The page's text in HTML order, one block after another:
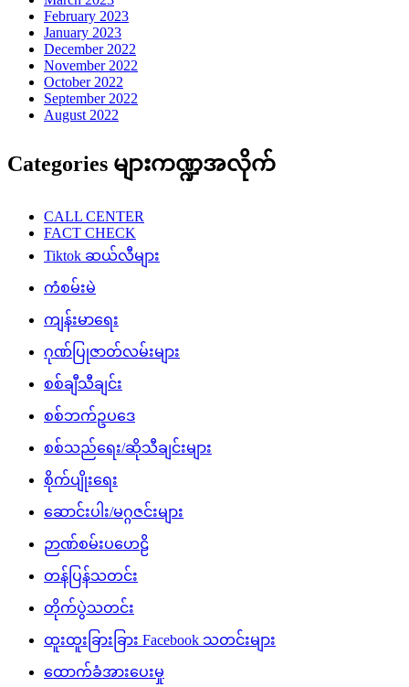
February 2023
January 2023
December 2022
November 2022
October 2022
September 2022
August 2022
Categories များကဏ္ဍအလိုက်
CALL CENTER
FACT CHECK
Tiktok ဆယ်လီများ
ကံစမ်းမဲ
ကျန်းမာရေး
ဂုဏ်ပြုဇာတ်လမ်းများ
စစ်ချီသီချင်း
စစ်ဘက်ဥပဒေ
စစ်သည်ရေး/ဆိုသီချင်းများ
စိုက်ပျိုးရေး
ဆောင်းပါး/မဂ္ဂဇင်းများ
ဉာဏ်စမ်းပဟေဠိ
တန်ပြန်သတင်း
တိုက်ပွဲသတင်း
ထူးထူးခြားခြား Facebook သတင်းများ
ထောက်ခံအားပေးမှု